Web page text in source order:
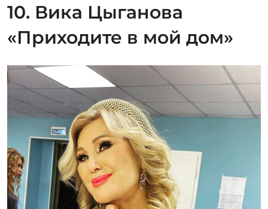
10. Вика Цыганова
«Приходите в мой дом»